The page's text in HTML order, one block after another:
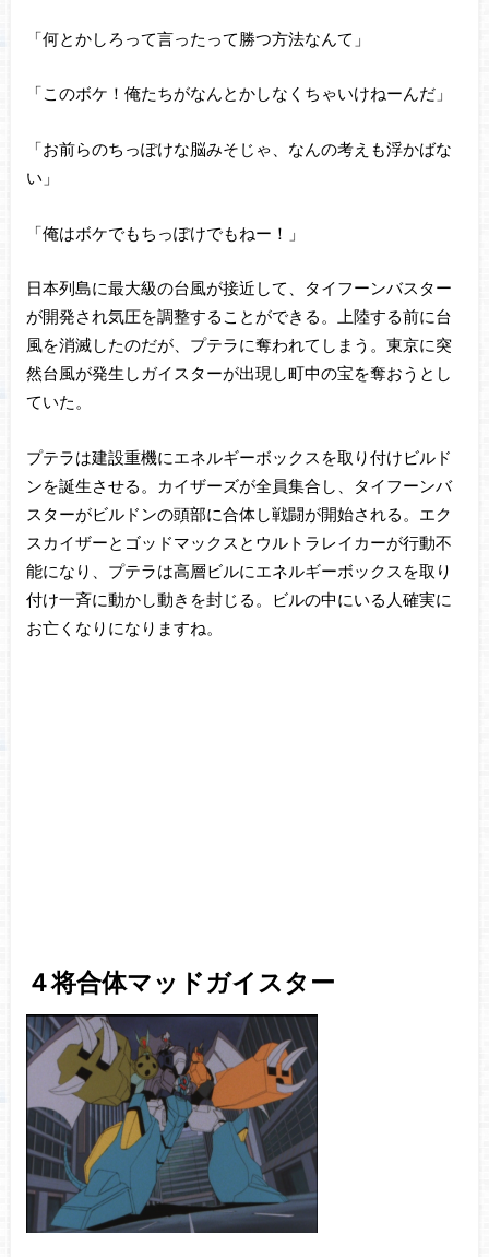
「何とかしろって言ったって勝つ方法なんて」
「このボケ！俺たちがなんとかしなくちゃいけねーんだ」
「お前らのちっぽけな脳みそじゃ、なんの考えも浮かばな
い」
「俺はボケでもちっぽけでもねー！」
日本列島に最大級の台風が接近して、タイフーンバスター
が開発され気圧を調整することができる。上陸する前に台
風を消滅したのだが、プテラに奪われてしまう。東京に突
然台風が発生しガイスターが出現し町中の宝を奪おうとし
ていた。
プテラは建設重機にエネルギーボックスを取り付けビルド
ンを誕生させる。カイザーズが全員集合し、タイフーンバ
スターがビルドンの頭部に合体し戦闘が開始される。エク
スカイザーとゴッドマックスとウルトラレイカーが行動不
能になり、プテラは高層ビルにエネルギーボックスを取り
付け一斉に動かし動きを封じる。ビルの中にいる人確実に
お亡くなりになりますね。
４将合体マッドガイスター